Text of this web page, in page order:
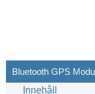
Bluetooth GPS
Innehåll